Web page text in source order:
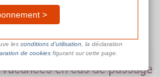
nouspour toute aide
en cas de passage
>
les conditions d’utilisation , la déclaration
de cookiesfigurant sur cette page.